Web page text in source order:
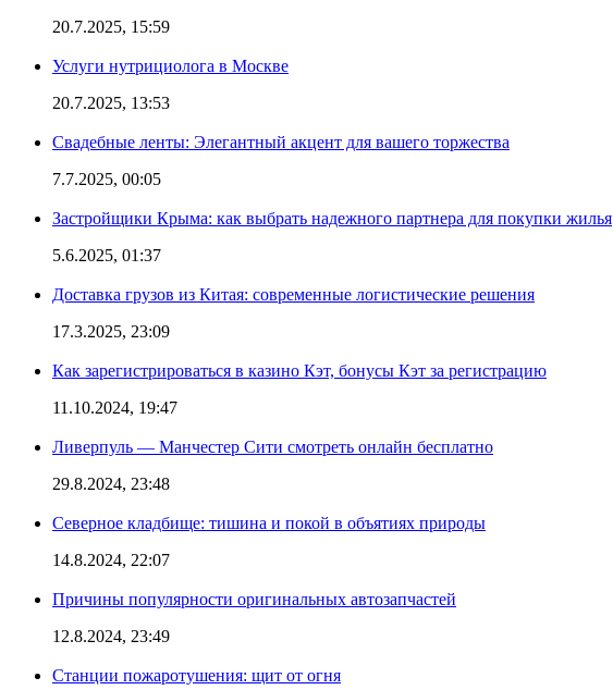
20.7.2025, 15:59
Услуги нутрициолога в Москве
20.7.2025, 13:53
Свадебные ленты: Элегантный акцент для вашего торжества
7.7.2025, 00:05
Застройщики Крыма: как выбрать надежного партнера для покупки жилья
5.6.2025, 01:37
Доставка грузов из Китая: современные логистические решения
17.3.2025, 23:09
Как зарегистрироваться в казино Кэт, бонусы Кэт за регистрацию
11.10.2024, 19:47
Ливерпуль — Манчестер Сити смотреть онлайн бесплатно
29.8.2024, 23:48
Северное кладбище: тишина и покой в объятиях природы
14.8.2024, 22:07
Причины популярности оригинальных автозапчастей
12.8.2024, 23:49
Станции пожаротушения: щит от огня